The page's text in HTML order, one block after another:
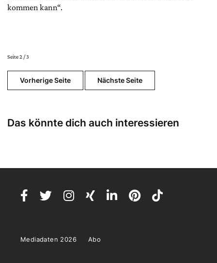
kommen kann“.
Seite 2 / 3
Vorherige Seite Nächste Seite
Das könnte dich auch interessieren
Mediadaten 2026 Abo